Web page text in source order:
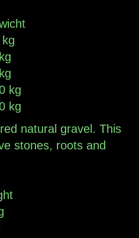
kg
kg
natural gravel. This
stones, roots and